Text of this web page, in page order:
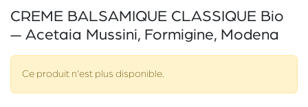
CREME BALSAMIQUE CLASSIQUE Bio
— Acetaia Mussini, Formigine, Modena
Ce produit n'est plus disponible.